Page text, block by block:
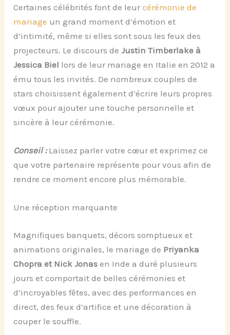
Certaines célébrités font de leurcérémonie de
mariage un grand moment d’émotion et
d’intimité, même si elles sont sous les feux des
projecteurs. Le discours deJustin Timberlake à
Jessica Biel lors de leur mariage en Italie en 2012 a
ému tous les invités. De nombreux couples de
stars choisissent également d’écrire leurs propres
vœux pour ajouter une touche personnelle et
sincère à leur cérémonie.
Conseil :Laissez parler votre cœur et exprimez ce
que votre partenaire représente pour vous afin de
rendre ce moment encore plus mémorable.
Une réception marquante
Magnifiques banquets, décors somptueux et
animations originales, le mariage de Priyanka
Chopra et Nick Jonas en Inde a duré plusieurs
jours et comportait de belles cérémonies et
d’incroyables fêtes, avec des performances en
direct, des feux d’artifice et une décoration à
couper le souffle.